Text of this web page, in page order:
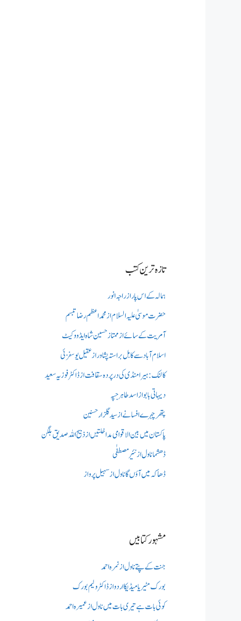
تازہ ترین کتب
ہمالہ کے اس پار از راجہ انور
حضرت موسیٰ علیہ السلام از محمد اعظم رضا تبسم
آمریت کے سائے از ممتاز حسین شاہ ایڈووکیٹ
اسلام آباد سے کابل براستہ پشاور از عقیل یوسفزئی
کالنک: ہیرا منڈی کی در پردہ سقافت از ڈاکٹر فوزیہ سعید
دیہاتی بابو از اسد طاہر جپہ
پتھر چہرے افسانے از سید گلزار حسنین
پاکستان میں بین الاقوامی مداخلتیں از ذبیح اللہ صدیق بلگن
ڈھشما ناول از نئیر مصطفٰی
ڈھاکہ میں آؤں گا ناول از سہیل پرواز
مشہور کتابیں
جنت کے پتے ناول از نمرہ احمد
بورک مٹیریا میڈیکااردو از ڈاکٹر ولیم بورک
کوئی بات ہے تیری بات میں ناول از عمیرہ احمد